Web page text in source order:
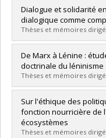
Graduate : Trottier-
Cycle :Master's
Grade :M.A.
Lien vers le document
Dialogue et solidarité
dialogique comme
Thèses et mémoires
Graduate :Hamelin-
Cycle :Master's
Grade :M.A.
Lien vers le document
De Marx à Lénine :
doctrinale du léninisme
Thèses et mémoires
Graduate :Hétu,
Cycle :Master's
Grade :M.A.
Lien vers le document
Sur l'éthique des
fonction nourricière de
écosystèmes
Thèses et mémoires